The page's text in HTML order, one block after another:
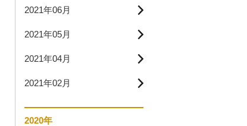
2021年06月
2021年05月
2021年04月
2021年02月
2020年